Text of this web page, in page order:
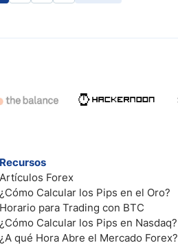
Recursos
Artículos Forex
¿Cómo Calcular los Pips en el Oro?
Horario para Trading con BTC
¿Cómo Calcular los Pips en Nasdaq?
¿A qué Hora Abre el Mercado Forex?